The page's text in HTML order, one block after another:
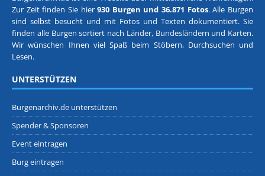
Zur Zeit finden Sie hier930 Burgen und 36.871 Fotos. Alle Burgen
sind selbst besucht und mit Fotos und Texten dokumentiert. Sie
finden alle Burgen sortiert nach Länder, Bundesländern und Karten.
Wir wünschen Ihnen viel Spaß beim Stöbern, Durchsuchen und
Lesen.
UNTERSTÜTZEN
Burgenarchiv.de unterstützen
Spender & Sponsoren
Event eintragen
Burg eintragen